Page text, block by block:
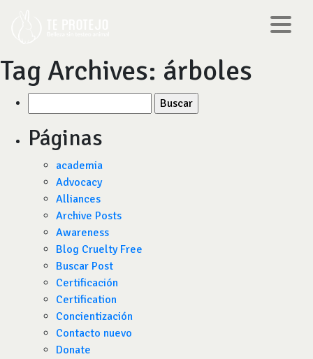
Tag Archives: árboles
por:
Páginas
academia
Advocacy
Alliances
Archive Posts
Awareness
Blog Cruelty Free
Buscar Post
Certificación
Certification
Concientización
Contacto nuevo
Donate